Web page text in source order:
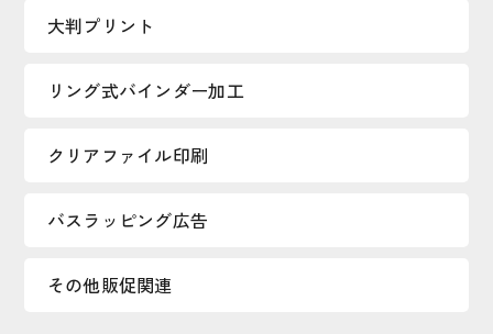
大判プリント
リング式バインダー加工
クリアファイル印刷
バスラッピング広告
その他販促関連